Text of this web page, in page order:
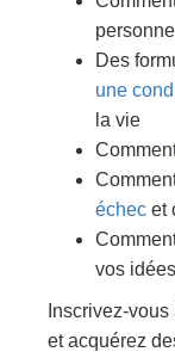
Des
une
la vie
échec et
vos
Inscrivez-
et acquérez